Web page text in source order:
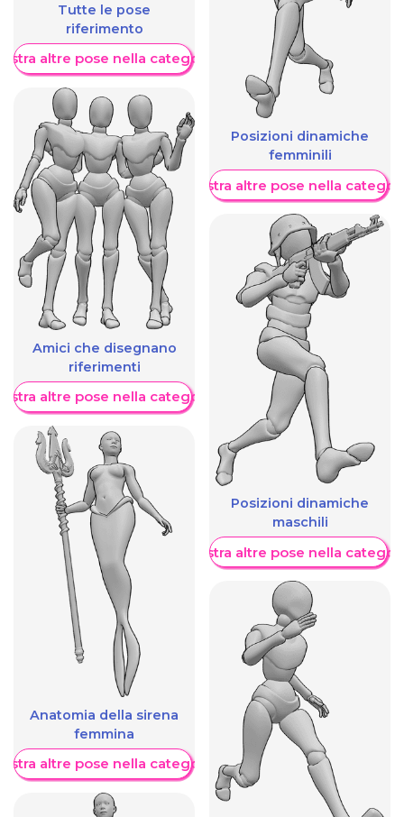
Tutte le pose
riferimento
altre pose nella categoria
Amici che disegnano
riferimenti
altre pose nella categoria
Anatomia della sirena
femmina
altre pose nella categoria
Posizioni dinamiche
femminili
Mostra altre pose nella
Posizioni dinamiche
maschili
Mostra altre pose nella